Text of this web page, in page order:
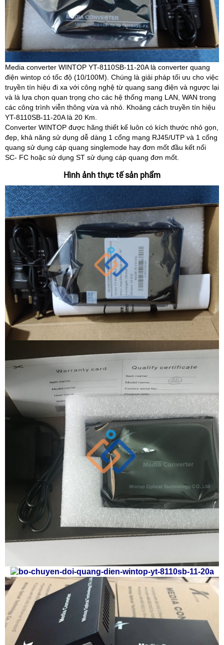
Media converter WINTOP YT-8110SB-11-20A là converter quang
điện wintop có tốc độ (10/100M). Chúng là giải pháp tối ưu cho việc
truyền tín hiệu đi xa với công nghệ từ quang sang điện và ngược lại
và là lựa chọn quan trọng cho các hệ thống mạng LAN, WAN trong
các công trình viễn thông vừa và nhỏ. Khoảng cách truyền tín hiệu
YT-8110SB-11-20A là 20 Km.
Converter WINTOP được hãng thiết kế luôn có kích thước nhỏ gọn,
đẹp, khả năng sử dụng dễ dàng 1 cổng mạng RJ45/UTP và 1 cổng
quang sử dụng cáp quang singlemode hay đơn mốt đầu kết nối
SC- FC hoặc sử dụng ST sử dụng cáp quang đơn mốt.
Hình ảnh thực tế sản phẩm